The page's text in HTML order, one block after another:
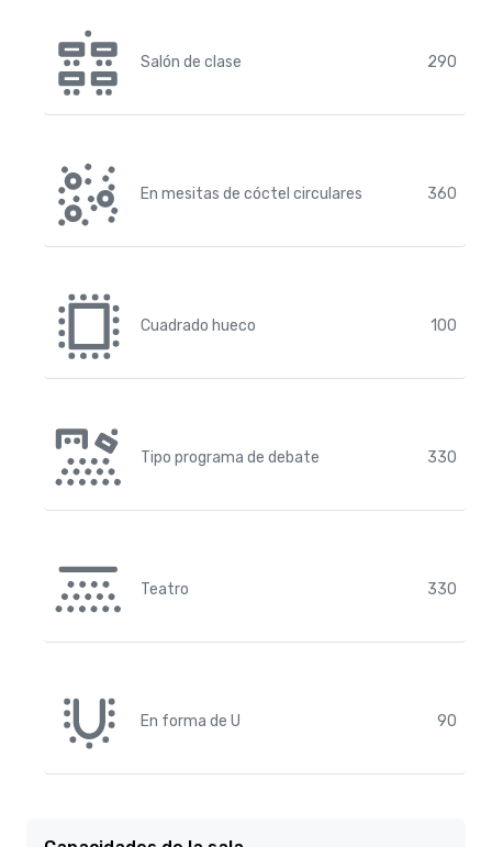
Salón de clase 290
En mesitas de cóctel circulares 360
Cuadrado hueco 100
Tipo programa de debate 330
Teatro 330
En forma de U 90